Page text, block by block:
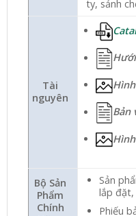
ty, sảnh
Tài
nguyên
Bản
Bộ Sản
Phẩm
Chính
Sản
lắp
Phiếu